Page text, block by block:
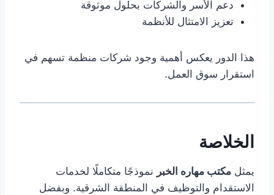
دعم الأسر والشركات بحلول موثوقة
تعزيز الامتثال للأنظمة
هذا الدور يعكس أهمية وجود شركات منظمة تسهم في
استقرار سوق العمل.
الخلاصة
يمثل مكتب مهاره الخبر نموذجًا متكاملًا لخدمات
الاستقدام والتوظيف في المنطقة الشرقية. وبفضل